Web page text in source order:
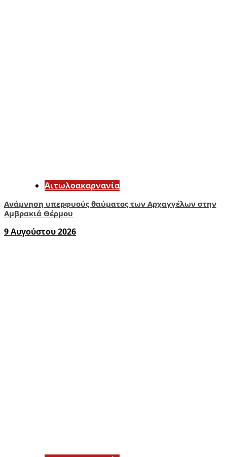
Αιτωλοακαρνανία
Ανάμνηση υπερφυούς θαύματος των Αρχαγγέλων στην
Αμβρακιά Θέρμου
9 Αυγούστου 2026